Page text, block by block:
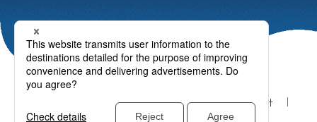
お問い合わせ
個人情報保護方針
cookieポリシー